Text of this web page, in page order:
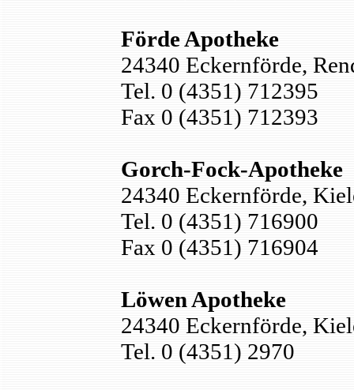
Förde Apotheke
24340 Eckernförde,
Tel. 0 (4351) 712395
Fax 0 (4351) 712393
Gorch-Fock-Apotheke
24340 Eckernförde,
Tel. 0 (4351) 716900
Fax 0 (4351) 716904
Löwen Apotheke
24340 Eckernförde,
Tel. 0 (4351) 2970